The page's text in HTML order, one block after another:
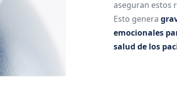
aseguran estos
Esto genera
emocionales
salud de los